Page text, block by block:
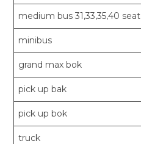
medium bus 31,33,35,40 seat
minibus
grand max bok
pick up bak
pick up bok
truck